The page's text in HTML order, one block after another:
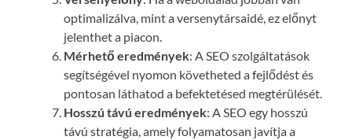
optimalizálva, mint a versenytársaidé, ez előnyt
jelenthet a piacon.
Mérhető eredmények: A SEO szolgáltatások
segítségével nyomon követheted a fejlődést és
pontosan láthatod a befektetésed megtérülését.
Hosszú távú eredmények: A SEO egy hosszú
távú stratégia, amely folyamatosan javítja a